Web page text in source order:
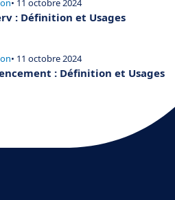
• 11 octobre 2024
: Définition et Usages
• 11 octobre 2024
: Définition et Usages